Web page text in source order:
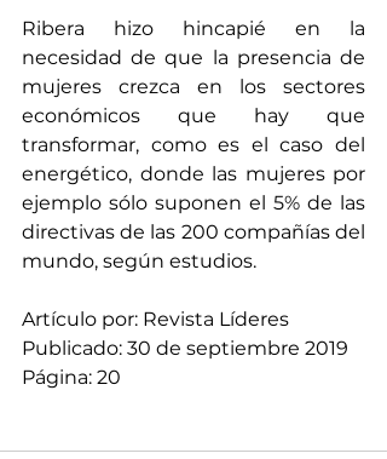
Ribera hizo hincapié en la
necesidad de que la presencia de
mujeres crezca en los sectores
económicos que hay que
transformar, como es el caso del
energético, donde las mujeres por
ejemplo sólo suponen el 5% de las
directivas de las 200 compañías del
mundo, según estudios.
Artículo por: Revista Líderes
Publicado: 30 de septiembre 2019
Página: 20